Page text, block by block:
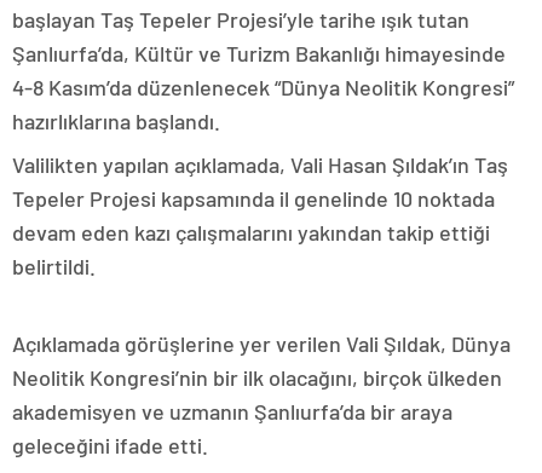
başlayan Taş Tepeler Projesi’yle tarihe ışık tutan
Şanlıurfa’da, Kültür ve Turizm Bakanlığı himayesinde
4-8 Kasım’da düzenlenecek “Dünya Neolitik Kongresi”
hazırlıklarına başlandı.
Valilikten yapılan açıklamada, Vali Hasan Şıldak’ın Taş
Tepeler Projesi kapsamında il genelinde 10 noktada
devam eden kazı çalışmalarını yakından takip ettiği
belirtildi.
Açıklamada görüşlerine yer verilen Vali Şıldak, Dünya
Neolitik Kongresi’nin bir ilk olacağını, birçok ülkeden
akademisyen ve uzmanın Şanlıurfa’da bir araya
geleceğini ifade etti.